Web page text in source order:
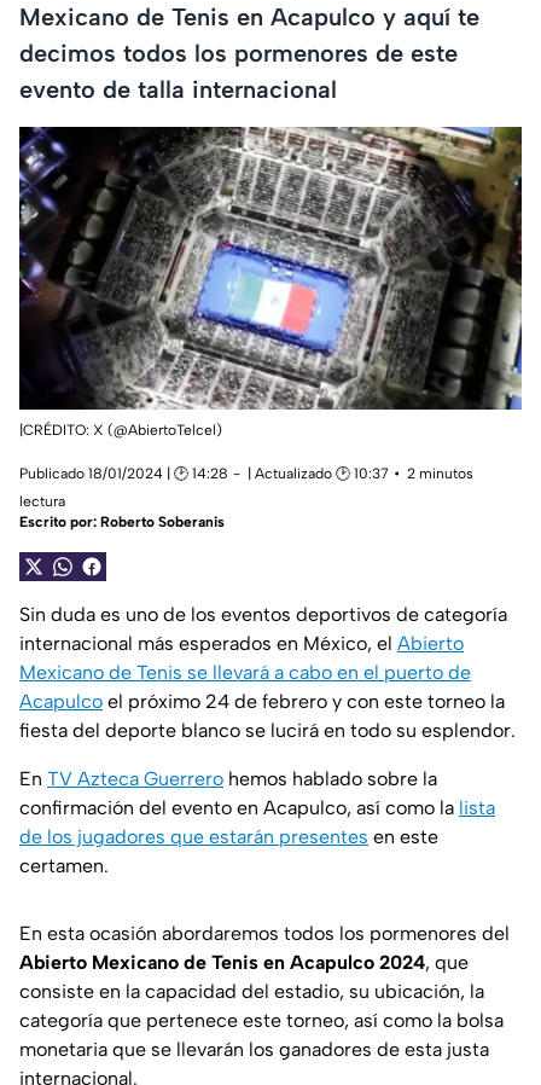
Mexicano de Tenis en Acapulco y aquí te
decimos todos los pormenores de este
evento de talla internacional
|CRÉDITO: X (@AbiertoTelcel)
Publicado 18/01/2024 | 🕑 14:28 | Actualizado 🕑 10:37
2 minutos
lectura
Escrito por: Roberto Soberanis
Sin duda es uno de los eventos deportivos de categoría
internacional más esperados en México, el Abierto
Mexicano de Tenis se llevará a cabo en el puerto de
Acapulco el próximo 24 de febrero y con este torneo la
fiesta del deporte blanco se lucirá en todo su esplendor.
En TV Azteca Guerrero hemos hablado sobre la
confirmación del evento en Acapulco, así como la lista
de los jugadores que estarán presentes en este
certamen.
En esta ocasión abordaremos todos los pormenores del
Abierto Mexicano de Tenis en Acapulco 2024, que
consiste en la capacidad del estadio, su ubicación, la
categoría que pertenece este torneo, así como la bolsa
monetaria que se llevarán los ganadores de esta justa
internacional.